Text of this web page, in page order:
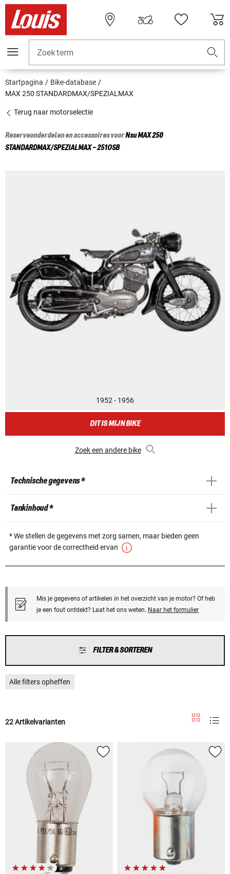
Zoekterm
Startpagina
Bike-database
MAX 250 STANDARDMAX/SPEZIALMAX
Terug naar motorselectie
Reserveonderdelen en accessoires voorNsuMAX 250
STANDARDMAX/SPEZIALMAX - 251OSB
1952 - 1956
DIT IS MIJN BIKE
Zoek een andere bike
Technische gegevens *
Tankinhoud *
* We stellen de gegevens met zorg samen, maar bieden geen
garantie voor de correctheid ervan
Mis je gegevens of artikelen in het overzicht van je motor? Of heb
je een fout ontdekt? Laat het ons weten. Naar het formulier
FILTER & SORTEREN
Alle filters opheffen
22 Artikelvarianten